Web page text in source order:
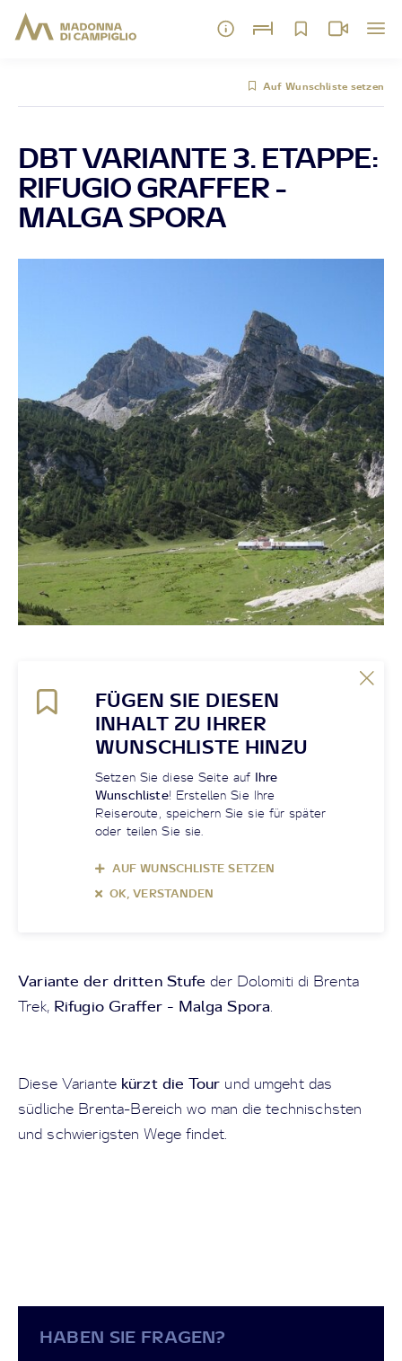
Auf Wunschliste setzen
DBT VARIANTE 3. ETAPPE:
RIFUGIO GRAFFER -
MALGA SPORA
FÜGEN SIE DIESEN
INHALT ZU IHRER
WUNSCHLISTE HINZU
Setzen Sie diese Seite auf Ihre
Wunschliste! Erstellen Sie Ihre
Reiseroute, speichern Sie sie für später
oder teilen Sie sie.
AUF WUNSCHLISTE SETZEN
OK, VERSTANDEN
Variante der dritten Stufe der Dolomiti di Brenta
Trek, Rifugio Graffer - Malga Spora.
Diese Variante kürzt die Tour und umgeht das
südliche Brenta-Bereich wo man die technischsten
und schwierigsten Wege findet.
HABEN SIE FRAGEN?